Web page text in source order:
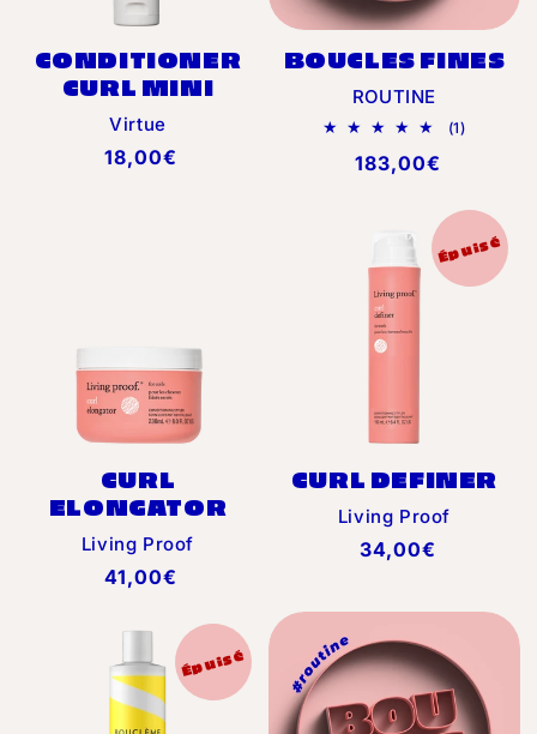
CONDITIONER
CURL MINI
Distributeur :
Virtue
Prix
18,00€
BOUCLES FINES
Distributeur :
ROUTINE
(1)1
Prix
183,00€
CURL
ELONGATOR
Distributeur :
Living Proof
Prix
41,00€
Épuisé
CURL DEFINER
Distributeur :
Living Proof
Prix
34,00€
Épuisé